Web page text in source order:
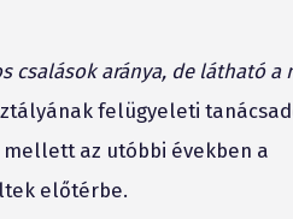
csalások aránya, de látható a
felügyeleti
az utóbbi években a
előtérbe.